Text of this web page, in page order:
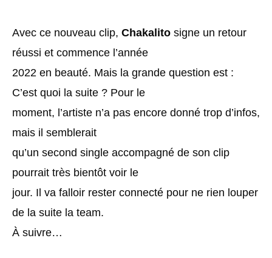
Avec ce nouveau clip, Chakalito signe un retour
réussi et commence l’année
2022 en beauté. Mais la grande question est :
C’est quoi la suite ? Pour le
moment, l’artiste n’a pas encore donné trop d’infos,
mais il semblerait
qu’un second single accompagné de son clip
pourrait très bientôt voir le
jour. Il va falloir rester connecté pour ne rien louper
de la suite la team.
À suivre…